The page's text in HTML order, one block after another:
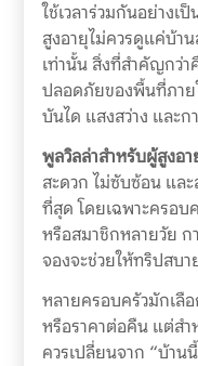
ใช้เวลาร่วมกันอย่างเ
สูงอายุไม่ควรดูแค่บ้า
เท่านั้น สิ่งที่สำคัญกว่า
ปลอดภัยของพื้นที่ภาย
บันได แสงสว่าง และ
พูลวิลล่าสำหรับผู้สูงอา
สะดวก ไม่ซับซ้อน แล
ที่สุด โดยเฉพาะครอบ
หรือสมาชิกหลายวัย ก
จองจะช่วยให้ทริปสบ
หลายครอบครัวมักเลื
หรือราคาต่อคืน แต่ส
ควรเปลี่ยนจาก “บ้าน